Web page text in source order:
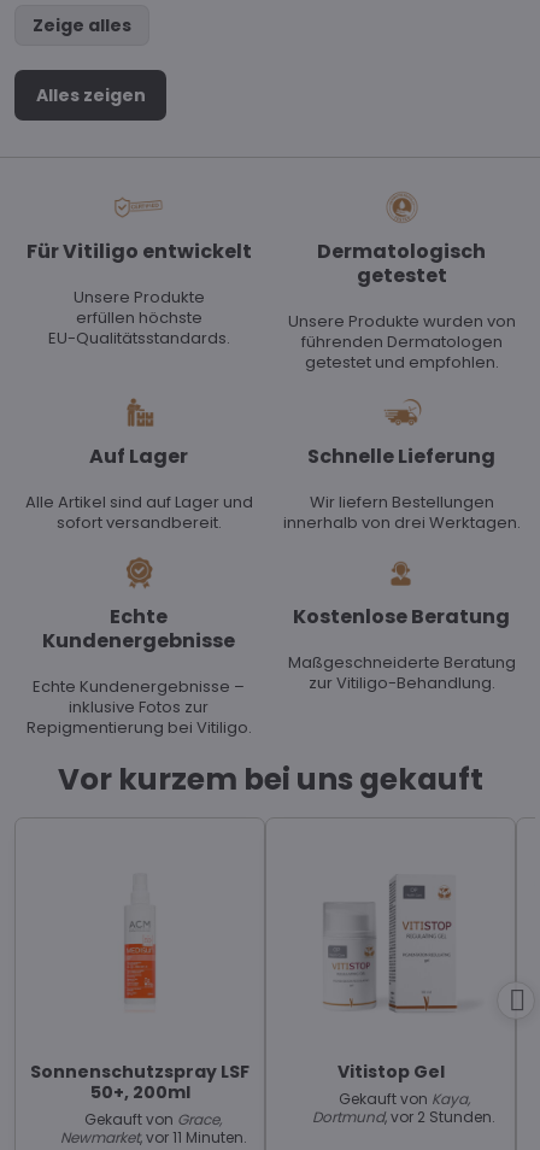
Zeige alles
Alles zeigen
Für Vitiligo entwickelt
Unsere Produkte
erfüllen höchste
EU-Qualitätsstandards.
Dermatologisch
getestet
Unsere Produkte wurden von
führenden Dermatologen
getestet und empfohlen.
Auf Lager
Alle Artikel sind auf Lager und
sofort versandbereit.
Schnelle Lieferung
Wir liefern Bestellungen
innerhalb von drei Werktagen.
Echte
Kundenergebnisse
Echte Kundenergebnisse –
inklusive Fotos zur
Repigmentierung bei Vitiligo.
Kostenlose Beratung
Maßgeschneiderte Beratung
zur Vitiligo-Behandlung.
Vor kurzem bei uns gekauft
Sonnenschutzspray LSF
50+, 200ml
Gekauft von Grace,
Newmarket, vor 11 Minuten.
Vitistop Gel
Gekauft von Kaya,
Dortmund, vor 2 Stunden.